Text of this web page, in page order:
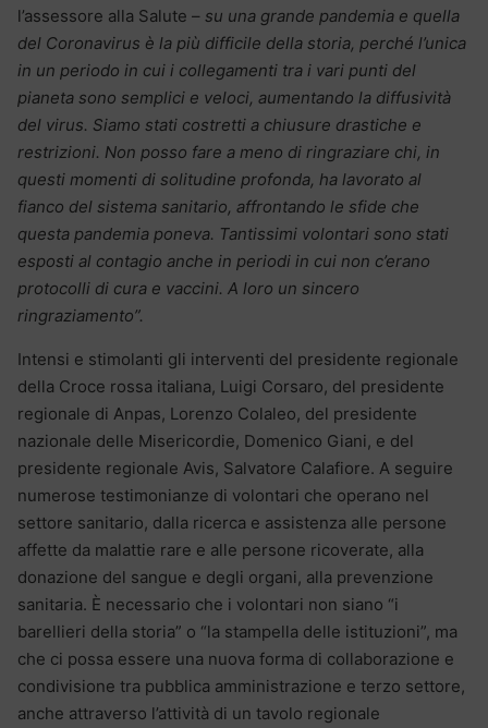
l’assessore alla Salute – su una grande pandemia e quella
del Coronavirus è la più difficile della storia, perché l’unica
in un periodo in cui i collegamenti tra i vari punti del
pianeta sono semplici e veloci, aumentando la diffusività
del virus. Siamo stati costretti a chiusure drastiche e
restrizioni. Non posso fare a meno di ringraziare chi, in
questi momenti di solitudine profonda, ha lavorato al
fianco del sistema sanitario, affrontando le sfide che
questa pandemia poneva. Tantissimi volontari sono stati
esposti al contagio anche in periodi in cui non c’erano
protocolli di cura e vaccini. A loro un sincero
ringraziamento”.
Intensi e stimolanti gli interventi del presidente regionale
della Croce rossa italiana, Luigi Corsaro, del presidente
regionale di Anpas, Lorenzo Colaleo, del presidente
nazionale delle Misericordie, Domenico Giani, e del
presidente regionale Avis, Salvatore Calafiore. A seguire
numerose testimonianze di volontari che operano nel
settore sanitario, dalla ricerca e assistenza alle persone
affette da malattie rare e alle persone ricoverate, alla
donazione del sangue e degli organi, alla prevenzione
sanitaria. È necessario che i volontari non siano “i
barellieri della storia” o “la stampella delle istituzioni”, ma
che ci possa essere una nuova forma di collaborazione e
condivisione tra pubblica amministrazione e terzo settore,
anche attraverso l’attività di un tavolo regionale